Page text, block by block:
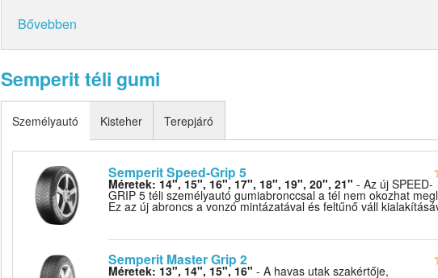
Bővebben
Semperit téli gumi
Személyautó
Semperit Speed-Grip 5
Méretek: 14", 15", 16", 17", 18", 19", 20", 21" - Az új SPEED-
GRIP 5 téli személyautó gumiabronccsal a tél nem okozhat
Ez az új abroncs a vonzó mintázatával és feltűnő váll
Semperit Master Grip 2
Méretek: 13", 14", 15", 16" - A havas utak szakértője,
Kisteher Terepjáró